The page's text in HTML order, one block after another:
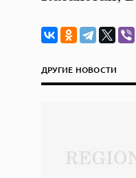
ДРУГИЕ НОВОСТИ